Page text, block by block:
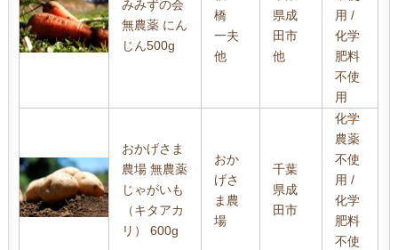
みみずの会
無農薬 にん
じん500g
橋
一夫
他
県成
田市
他
用 /
化学
肥料
不使
用
おかげさま
農場 無農薬
じゃがいも
（キタアカ
リ） 600g
おか
げさ
ま農
場
千葉
県成
田市
化学
農薬
不使
用 /
化学
肥料
不使